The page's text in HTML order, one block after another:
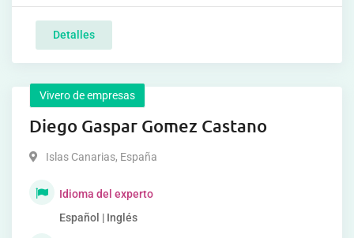
Detalles
Vivero de empresas
Diego Gaspar Gomez Castano
Islas Canarias, España
Idioma del experto
Español | Inglés